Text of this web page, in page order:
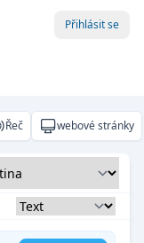
Přihlásit se
Řeč webové stránky